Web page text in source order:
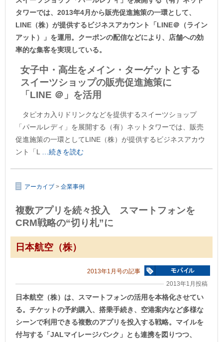
タワーでは、2013年4月から販売促進施策の一環として、
LINE（株）が提供するビジネスアカウント「LINE＠（ライン
アット）」を運用。クーポンの配信などにより、店舗への効
率的な集客を実現している。
女子中・高生をメイン・ターゲットとする
スイーツショップの販売促進施策に
「LINE ＠」を活用
タピオカ入りドリンクなどを提供するスイーツショップ
「パールレディ」を展開する（有）ネットタワーでは、販売
促進施策の一環としてLINE（株）が提供するビジネスアカウ
ント「L
…続きを読む
アーカイブ > 企業事例
複数アプリを続々投入 スマートフォンを
CRM戦略の“切り札”に
日本航空（株）
2013年1月号の記事
2013年1月投稿
日本航空（株）は、スマートフォンの活用を本格化させてい
る。チケットの予約購入、搭乗手続き、空港案内など多様な
シーンで利用できる複数のアプリを投入する戦略。マイルを
付与する「JALマイレージバンク」とも連携を図りつつ、